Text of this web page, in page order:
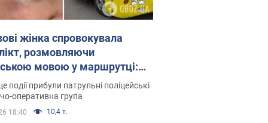
жінка спровокувала
розмовляючи
мовою у маршрутці:
склала адмінпротокол.
події прибули патрульні поліцейські
оперативна група
18:40 10,4 т.